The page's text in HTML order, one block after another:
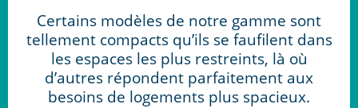
Certains modèles de notre gamme sont
tellement compacts qu’ils se faufilent dans
les espaces les plus restreints, là où
d’autres répondent parfaitement aux
besoins de logements plus spacieux.